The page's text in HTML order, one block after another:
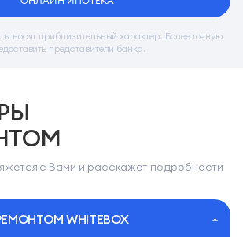
носят приблизительный характер. Более точную
представители банка.
с Вами и расскажет подробности
WHITEBOX